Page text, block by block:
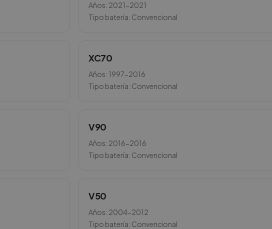
Años: 2021-2021
Tipo batería: Convencional
XC70
Años: 1997-2016
Tipo batería: Convencional
V90
Años: 2016-2016
Tipo batería: Convencional
V50
Años: 2004-2012
Tipo batería: Convencional